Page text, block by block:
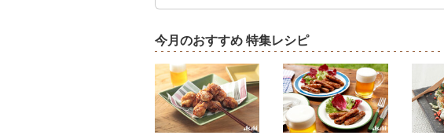
今月のおすすめ 特集レシピ